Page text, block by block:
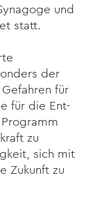
und
statt.
der
für
für die Ent­
zu
sich mit
Zu­kunft zu